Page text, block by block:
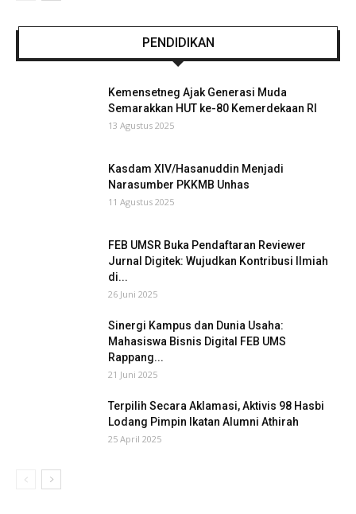
PENDIDIKAN
Kemensetneg Ajak Generasi Muda
Semarakkan HUT ke-80 Kemerdekaan RI
13 Agustus 2025
Kasdam XIV/Hasanuddin Menjadi
Narasumber PKKMB Unhas
11 Agustus 2025
FEB UMSR Buka Pendaftaran Reviewer
Jurnal Digitek: Wujudkan Kontribusi Ilmiah
di...
26 Juni 2025
Sinergi Kampus dan Dunia Usaha:
Mahasiswa Bisnis Digital FEB UMS
Rappang...
21 Juni 2025
Terpilih Secara Aklamasi, Aktivis 98 Hasbi
Lodang Pimpin Ikatan Alumni Athirah
25 April 2025